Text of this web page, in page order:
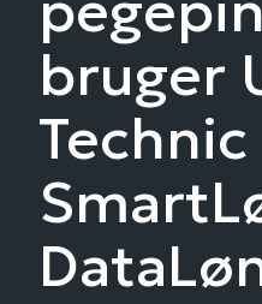
bruger
Technic